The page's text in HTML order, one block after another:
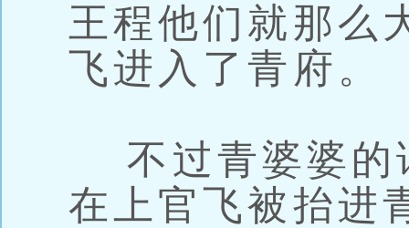
王程他们就那么
飞进入了青府。
不过青婆婆的
在上官飞被抬进